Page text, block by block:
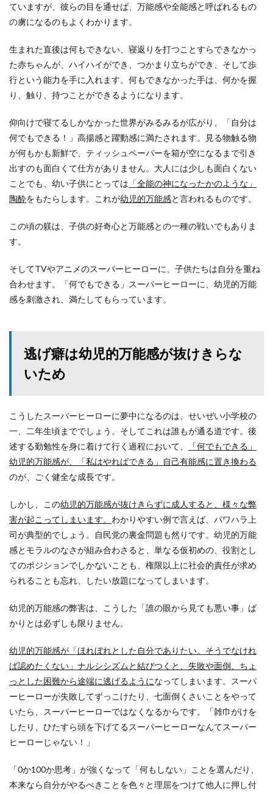
ていますが、彼らの目を通せば、万能感や全能感と呼ばれるもの
の虜になるのもよくわかります。
生まれた直後は何もできない、寝返りを打つことすらできなかっ
た赤ちゃんが、ハイハイができ、つかまり立ちができ、そして歩
行という能力を手に入れます。何もできなかった手は、何かを握
り、触り、持つことができるようになります。
仰向けで寝てるしかなかった世界がみるみるが広がり、「自分は
何でもできる！」高揚感と躍動感に満たされます。見る物触る物
が何もかも新鮮で、ティッシュペーパーを箱が空になるまで引き
出すのも面白くて仕方がありません。大人には少しも面白くない
ことでも、幼い子供にとっては 「全能の神になったかのような」
陶酔をもたらします。これが幼児的万能感と言われるものです。
この頃の躾は、子供の好奇心と万能感との一種の戦いでもありま
す。
そしてTVやアニメのスーパーヒーローに、子供たちは自分を重ね
合わせます。「何でもできる」スーパーヒーローに、幼児的万能
感を刺激され、満たしてもらっています。
逃げ癖は幼児的万能感が抜けきらな
いため
こうしたスーパーヒーローに夢中になるのは、せいぜい小学校の
一、二年生頃まででしょう。そしてこれは誰もが通る道です。後
述する勤勉性を身に着けて行く過程において、
「何でもできる」
幼児的万能感が、「私はやればできる」自己有能感に置き換わる
のが、ごく健全な成長です。
しかし、この幼児的万能感が抜けきらずに成人すると、様々な弊
害が起こってしまいます。 わかりやすい例で言えば、パワハラ上
司が典型的でしょう。自民党の裏金問題も然りです。幼児的万能
感とモラルのなさが組み合わさると、単なる仮初めの、役割とし
てのポジションでしかないことも、権限以上に社会的責任が求め
られることも忘れ、したい放題になってしまいます。
幼児的万能感の弊害は、こうした「誰の眼から見ても悪い事」ば
かりとは必ずしも限りません。
幼児的万能感が「ほれぼれとした自分でありたい。そうでなけれ
ば認めたくない」ナルシシズムと結びつくと、失敗や面倒、ちょ
っとした困難から途端に逃げるようになってしまいます。スーパ
ーヒーローが失敗してずっこけたり、七面倒くさいことをやって
いたら、スーパーヒーローではなくなるからです。「雑巾がけを
したり、ひたすら頭を下げてるスーパーヒーローなんてスーパー
ヒーローじゃない！」
「0か100か思考」が強くなって「何もしない」ことを選んだり、
本来なら自分がやるべきことを色々と理屈をつけて他人に押し付